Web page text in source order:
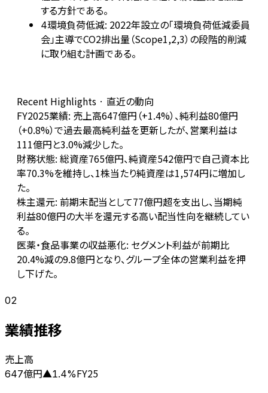
する方針である。
4環境負荷低減: 2022年設立の「環境負荷低減委員
会」主導でCO2排出量（Scope1,2,3）の段階的削減
に取り組む計画である。
Recent Highlights · 直近の動向
FY2025業績: 売上高647億円（+1.4%）、純利益80億円
（+0.8%）で過去最高純利益を更新したが、営業利益は
111億円と3.0%減少した。
財務状態: 総資産765億円、純資産542億円で自己資本比
率70.3%を維持し、1株当たり純資産は1,574円に増加し
た。
株主還元: 前期末配当として77億円超を支出し、当期純
利益80億円の大半を還元する高い配当性向を継続してい
る。
医薬・食品事業の収益悪化: セグメント利益が前期比
20.4%減の9.8億円となり、グループ全体の営業利益を押
し下げた。
02
業績推移
売上高
647億円▲1.4%FY25